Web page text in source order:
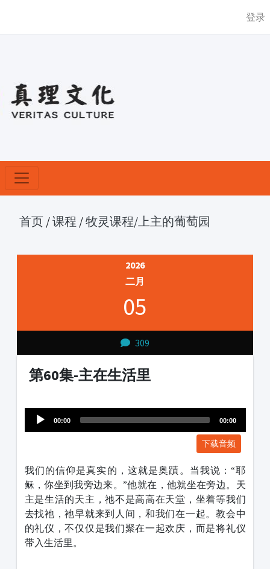
登录
首页 /课程 /牧灵课程/上主的葡萄园
2026
二月
05
309
第60集-主在生活里
Player
00:00 00:00
下载音频
我们的信仰是真实的，这就是奥蹟。当我说：“耶
稣，你坐到我旁边来。”他就在，他就坐在旁边。天
主是生活的天主，祂不是高高在天堂，坐着等我们
去找祂，祂早就来到人间，和我们在一起。教会中
的礼仪，不仅仅是我们聚在一起欢庆，而是将礼仪
带入生活里。